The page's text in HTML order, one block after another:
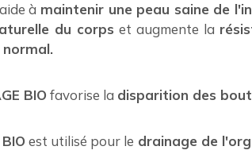
aide à maintenir une peau saine de
du corps et augmente la
normal.
BIO favorise la disparition des
est utilisé pour le drainage de